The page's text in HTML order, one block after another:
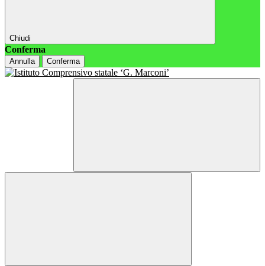
Chiudi
Conferma
Annulla Conferma